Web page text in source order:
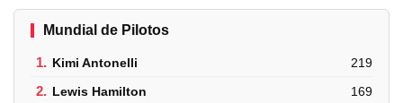
Mundial de Pilotos
1. Kimi Antonelli 219
2. Lewis Hamilton 169